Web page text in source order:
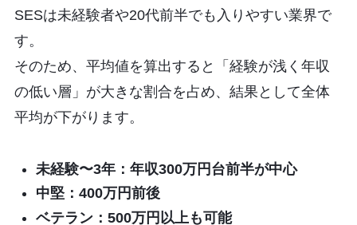
SESは未経験者や20代前半でも入りやすい業界で
す。
そのため、平均値を算出すると「経験が浅く年収
の低い層」が大きな割合を占め、結果として全体
平均が下がります。
未経験〜3年：年収300万円台前半が中心
中堅：400万円前後
ベテラン：500万円以上も可能